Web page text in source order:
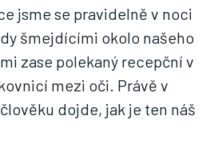
jsme se pravidelně v noci
šmejdícími okolo našeho
zase polekaný recepční v
mezi oči. Právě v
dojde, jak je ten náš